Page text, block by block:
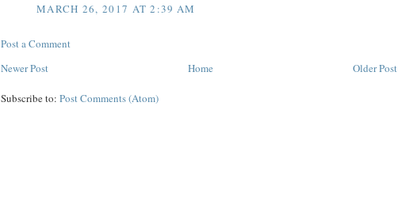
MARCH 26, 2017 AT 2:39 AM
Post a Comment
Newer Post
Older Post
Home
Subscribe to: Post Comments (Atom)